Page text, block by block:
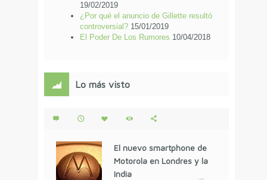
19/02/2019
¿Por qué el anuncio de Gillette resultó
controversial? 15/01/2019
El Poder De Los Rumores 10/04/2018
Lo más visto
El nuevo smartphone de
Motorola en Londres y la
India